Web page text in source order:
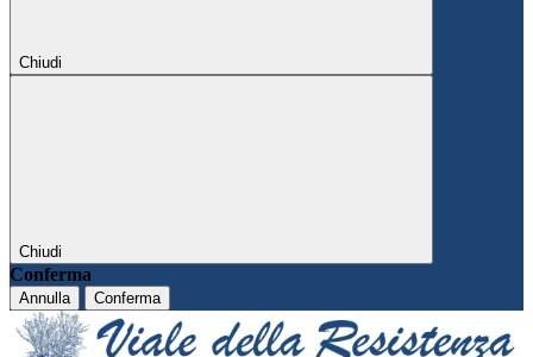
Chiudi
Chiudi
Conferma
Annulla Conferma